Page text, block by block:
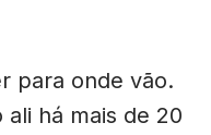
para onde vão.
há mais de 20